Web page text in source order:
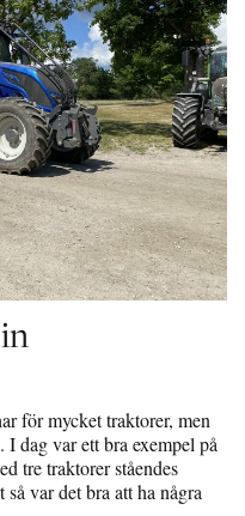
för mycket traktorer, men
dag var ett bra exempel på
tre traktorer ståendes
var det bra att ha några